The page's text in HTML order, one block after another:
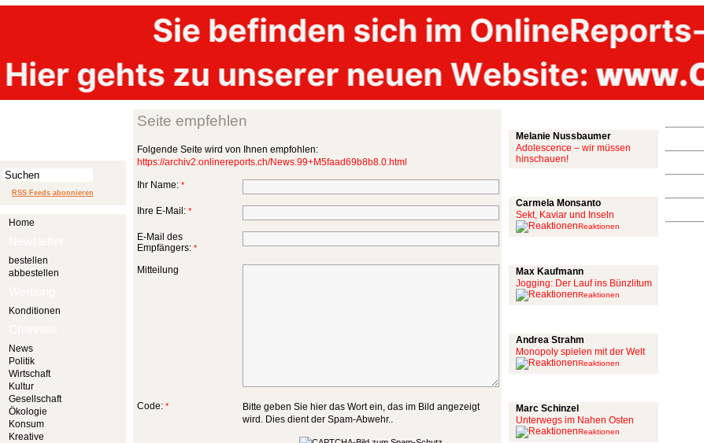
RSS Feeds abonnieren
Home
bestellen
abbestellen
Konditionen
News
Politik
Wirtschaft
Kultur
Gesellschaft
Ökologie
Konsum
Kreative
Seite empfehlen
Folgende Seite wird von Ihnen empfohlen:
https://archiv2.onlinereports.ch/News.99+M5faad69b8b8.0.html
Ihr Name: *
Ihre E-Mail: *
E-Mail des
Empfängers: *
Mitteilung
Code: *
Bitte geben Sie hier das Wort ein, das im Bild angezeigt
wird. Dies dient der Spam-Abwehr..
Melanie Nussbaumer
Adolescence – wir müssen
hinschauen!
Carmela Monsanto
Sekt, Kaviar und Inseln
Reaktionen
Max Kaufmann
Jogging: Der Lauf ins Bünzlitum
Reaktionen
Andrea Strahm
Monopoly spielen mit der Welt
Reaktionen
Marc Schinzel
Unterwegs im Nahen Osten
Reaktionen